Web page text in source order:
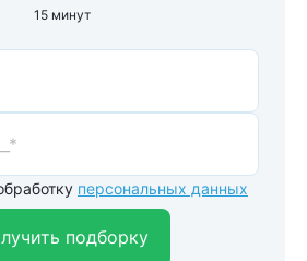
15 минут
персональных данных
подборку